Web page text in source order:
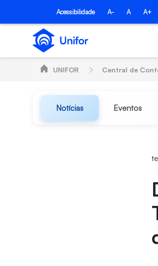
Pular para o Conteúdo principal
Acessibilidade A- A A+
UNIFOR Central de
Notícias Eventos